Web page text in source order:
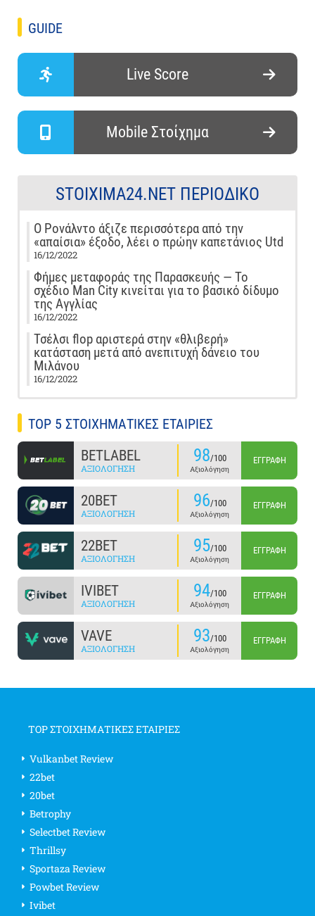
GUIDE
Live Score
Mobile Στοίχημα
STOIXIMA24.NET ΠΕΡΙΟΔΙΚΌ
Ο Ρονάλντο άξιζε περισσότερα από την
«απαίσια» έξοδο, λέει ο πρώην καπετάνιος Utd
16/12/2022
Φήμες μεταφοράς της Παρασκευής — Το
σχέδιο Man City κινείται για το βασικό δίδυμο
της Αγγλίας
16/12/2022
Τσέλσι flop αριστερά στην «θλιβερή»
κατάσταση μετά από ανεπιτυχή δάνειο του
Μιλάνου
16/12/2022
TOP 5 ΣΤΟΙΧΗΜΑΤΙΚΕΣ ΕΤΑΙΡΙΕΣ
BETLABEL
ΑΞΙΟΛΌΓΗΣΗ
98/100
Αξιολόγηση
ΕΓΓΡΑΦΉ
20BET
ΑΞΙΟΛΌΓΗΣΗ
96/100
Αξιολόγηση
ΕΓΓΡΑΦΉ
22BET
ΑΞΙΟΛΌΓΗΣΗ
95/100
Αξιολόγηση
ΕΓΓΡΑΦΉ
IVIBET
ΑΞΙΟΛΌΓΗΣΗ
94/100
Αξιολόγηση
ΕΓΓΡΑΦΉ
VAVE
ΑΞΙΟΛΌΓΗΣΗ
93/100
Αξιολόγηση
ΕΓΓΡΑΦΉ
TOP ΣΤΟΙΧΗΜΑΤΙΚΕΣ ΕΤΑΙΡΙΕΣ
Vulkanbet Review
22bet
20bet
Betrophy
Selectbet Review
Thrillsy
Sportaza Review
Powbet Review
Ivibet